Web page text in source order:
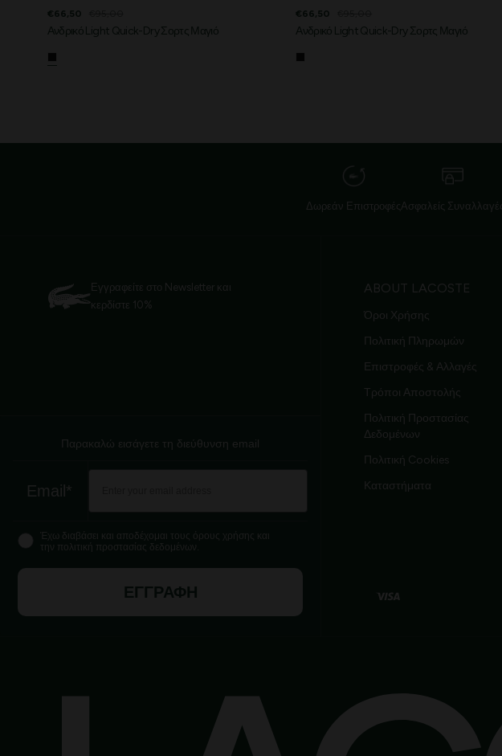
€66,50
Ανδρικό Light Quick-Dry Σορτς Μαγιό
€66,50
Ανδρικό Light Quick-Dry Σορτς Μαγιό
Δωρεάν Επιστροφές Ασφαλείς Συναλλαγές
Εγγραφείτε στο Newsletter και
κερδίστε 10%
Παρακαλώ εισάγετε τη διεύθυνση email
Email*
Έχω διαβάσει και αποδέχομαι τους όρους χρήσης και
την πολιτική προστασίας δεδομένων.
ΕΓΓΡΑΦΗ
ABOUT LACOSTE
Όροι Χρήσης
Πολιτική Πληρωμών
Επιστροφές & Αλλαγές
Τρόποι Αποστολής
Πολιτική Προστασίας
Δεδομένων
Πολιτική Cookies
Καταστήματα